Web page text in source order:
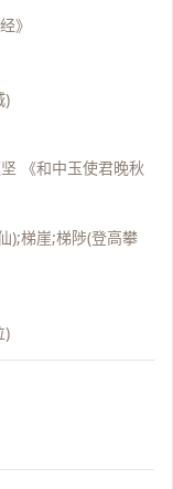
》
)
《和中玉使君晚秋
);梯崖;梯陟(登高攀
)